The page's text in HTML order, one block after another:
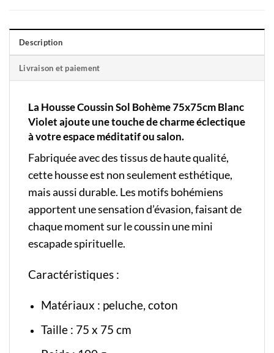
Description
Livraison et paiement
La Housse Coussin Sol Bohème 75x75cm Blanc
Violet ajoute une touche de charme éclectique
à votre espace méditatif ou salon.
Fabriquée avec des tissus de haute qualité,
cette housse est non seulement esthétique,
mais aussi durable. Les motifs bohémiens
apportent une sensation d’évasion, faisant de
chaque moment sur le coussin une mini
escapade spirituelle.
Caractéristiques :
Matériaux : peluche, coton
Taille : 75 x 75 cm